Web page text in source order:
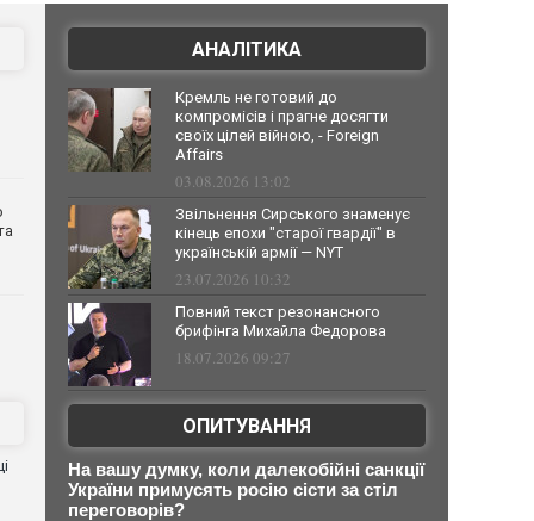
АНАЛІТИКА
Кремль не готовий до
компромісів і прагне досягти
своїх цілей війною, - Foreign
Affairs
03.08.2026 13:02
Звільнення Сирського знаменує
кінець епохи "старої гвардії" в
українській армії — NYT
23.07.2026 10:32
Повний текст резонансного
брифінга Михайла Федорова
18.07.2026 09:27
ОПИТУВАННЯ
На вашу думку, коли далекобійні санкції
України примусять росію сісти за стіл
переговорів?